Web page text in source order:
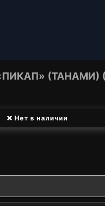
(ТАНАМИ)
❌ Нет в наличии